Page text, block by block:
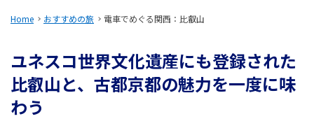
Home おすすめの旅 電車でめぐる関西：比叡山
ユネスコ世界文化遺産にも登録された
比叡山と、古都京都の魅力を一度に味
わう